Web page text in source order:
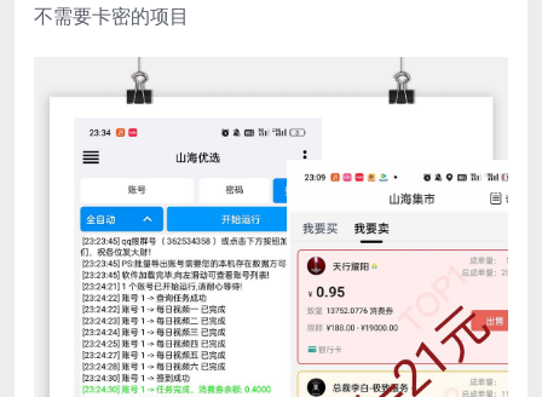
不需要卡密的项目